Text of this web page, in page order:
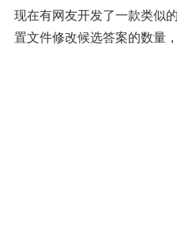
现在有网友开发了一款类似
置文件修改候选答案的数量